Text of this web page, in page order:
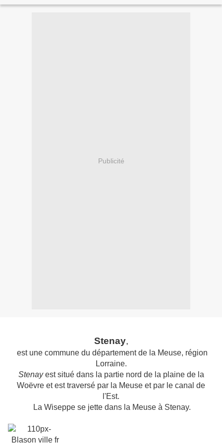
Publicité
Stenay,
est une commune du département de la Meuse, région
Lorraine.
Stenayest situé dans la partie nord de la plaine de la
Woëvre et est traversé par la Meuse et par le canal de
l'Est.
La Wiseppe se jette dans la Meuse à Stenay.